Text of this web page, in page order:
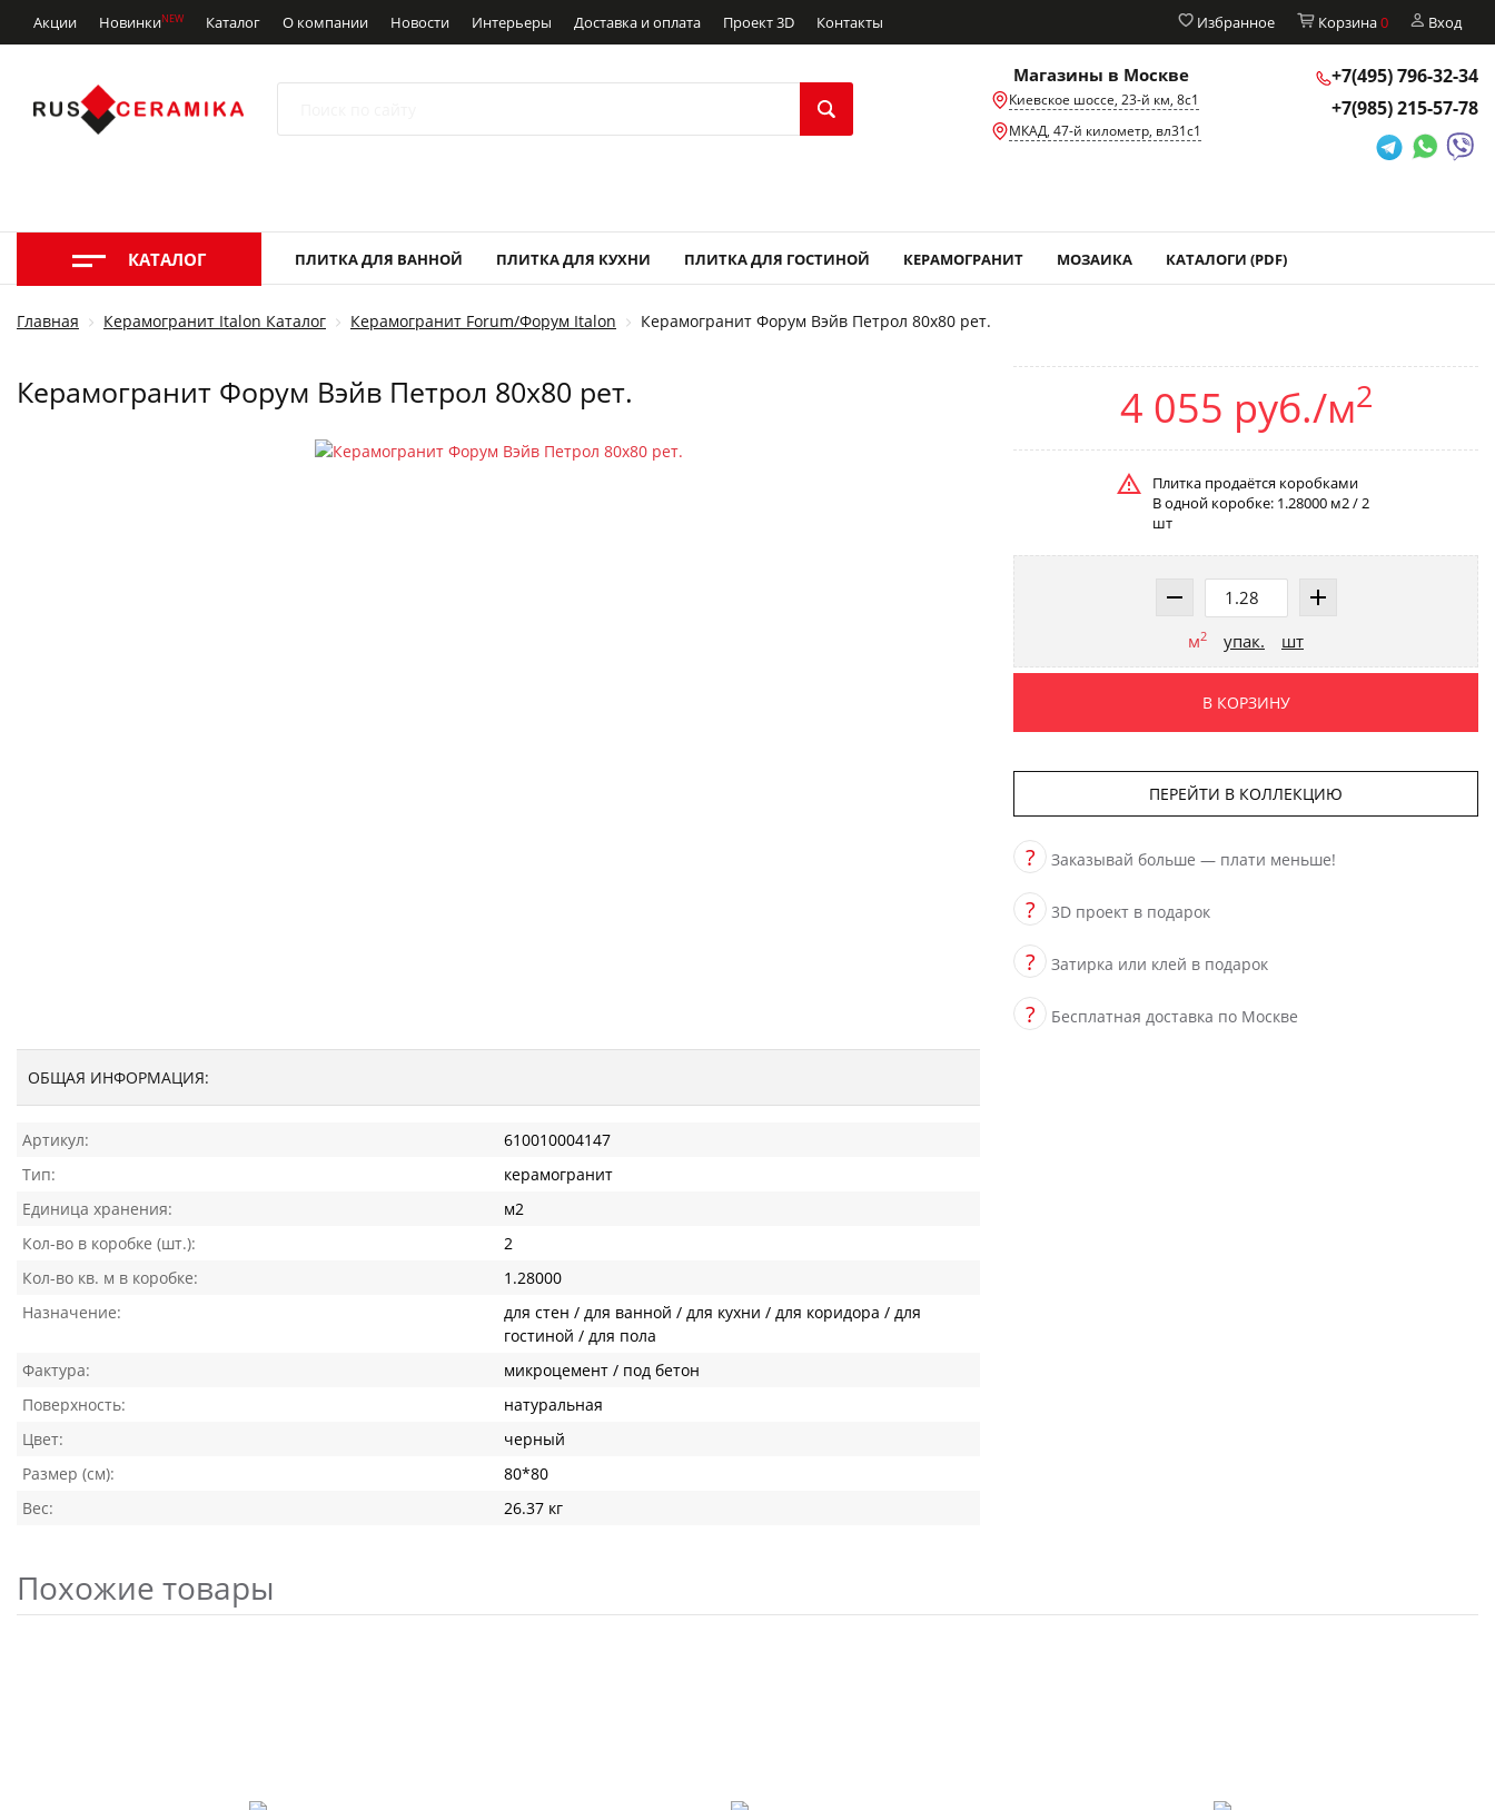
Акции НовинкиNEW Каталог О компании Новости Интерьеры Доставка и оплата Проект 3D Контакты Избранное Корзина0 Вход
Магазины в Москве
Киевское шоссе, 23-й км, 8с1
МКАД, 47-й километр, вл31с1
+7(495)796-32-34
+7(985)215-57-78
КАТАЛОГ ПЛИТКА ДЛЯ ВАННОЙ ПЛИТКА ДЛЯ КУХНИ ПЛИТКА ДЛЯ ГОСТИНОЙ КЕРАМОГРАНИТ МОЗАИКА КАТАЛОГИ (PDF)
Главная Керамогранит Italon Каталог Керамогранит Forum/Форум Italon Керамогранит Форум Вэйв Петрол 80x80 рет.
Керамогранит Форум Вэйв Петрол 80x80 рет. 4 055 руб./м2
Плитка продаётся коробками
В одной коробке: 1.28000 м2 / 2
шт
м2 упак. шт
В КОРЗИНУ
ПЕРЕЙТИ В КОЛЛЕКЦИЮ
? Заказывай больше — плати меньше!
? 3D проект в подарок
? Затирка или клей в подарок
? Бесплатная доставка по Москве
ОБЩАЯ ИНФОРМАЦИЯ:
Артикул:
610010004147
Тип:
керамогранит
Единица хранения:
м2
Кол-во в коробке (шт.):
2
Кол-во кв. м в коробке:
1.28000
Назначение:
для стен / для ванной / для кухни / для коридора / для
гостиной / для пола
Фактура:
микроцемент / под бетон
Поверхность:
натуральная
Цвет:
черный
Размер (см):
80*80
Вес:
26.37 кг
Похожие товары